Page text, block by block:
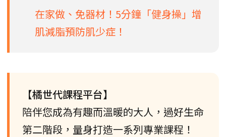
在家做、免器材！5分鐘「健身操」增
肌減脂預防肌少症！
【橘世代課程平台】
陪伴您成為有趣而溫暖的大人，過好生命
第二階段，量身打造一系列專業課程！